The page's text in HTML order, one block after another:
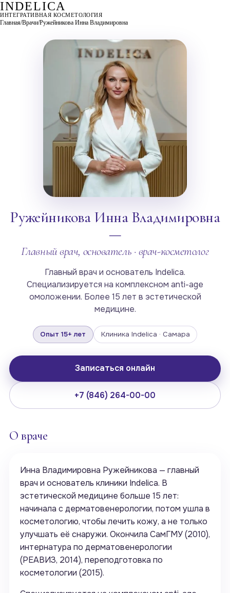
INDELICA
ИНТЕГРАТИВНАЯ КОСМЕТОЛОГИЯ
Главная/Врачи/Ружейникова Инна Владимировна
Ружейникова Инна Владимировна
—
Главный врач, основатель · врач-косметолог
Главный врач и основатель Indelica.
Специализируется на комплексном anti-age
омоложении. Более 15 лет в эстетической
медицине.
Опыт 15+ лет Клиника Indelica · Самара
Записаться онлайн
+7 (846) 264-00-00
О враче
Инна Владимировна Ружейникова — главный
врач и основатель клиники Indelica. В
эстетической медицине больше 15 лет:
начинала с дерматовенерологии, потом ушла в
косметологию, чтобы лечить кожу, а не только
улучшать её снаружи. Окончила СамГМУ (2010),
интернатура по дерматовенерологии
(РЕАВИЗ, 2014), переподготовка по
косметологии (2015).